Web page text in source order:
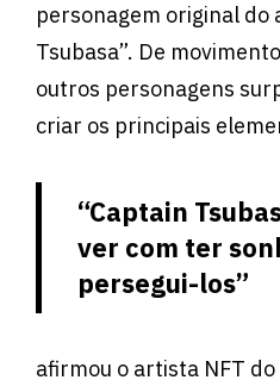
personagem original do
Tsubasa”. De
outros personagens
criar os principais
“Captain
ver com ter
persegui-los”
afirmou o artista NFT